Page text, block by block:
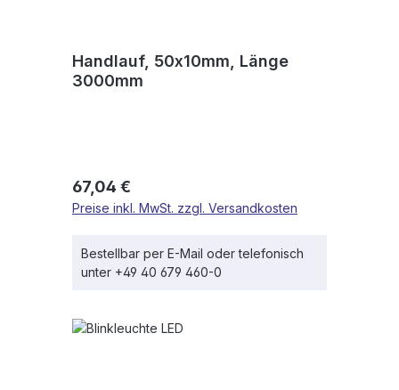
Handlauf, 50x10mm, Länge
3000mm
Regulärer Preis:
67,04 €
Preise inkl. MwSt. zzgl. Versandkosten
Bestellbar per E-Mail oder telefonisch
unter +49 40 679 460-0